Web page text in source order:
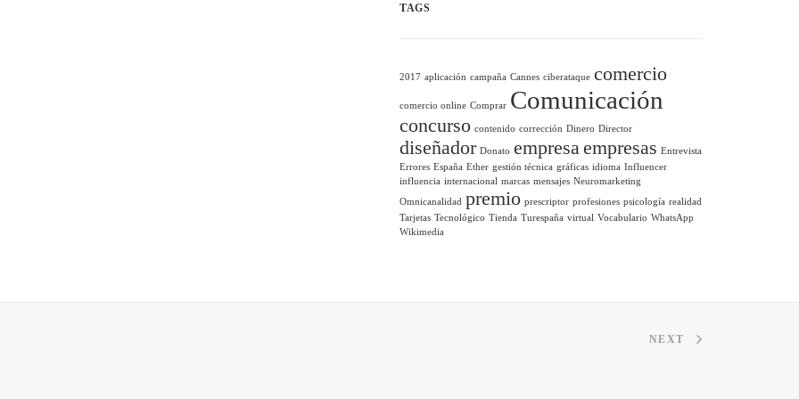
TAGS
2017 aplicación campaña Cannes ciberataque comercio
comercio online Comprar Comunicación
concurso contenido corrección Dinero Director
diseñador Donato empresaempresas Entrevista
Errores España Ether gestión técnica gráficas idioma Influencer
influencia internacional marcas mensajes Neuromarketing
Omnicanalidad premio prescriptor profesiones psicología realidad
Tarjetas Tecnológico Tienda Turespaña virtual Vocabulario WhatsApp
Wikimedia
NEXT